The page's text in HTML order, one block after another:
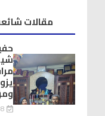
مقالات
2026-08-08